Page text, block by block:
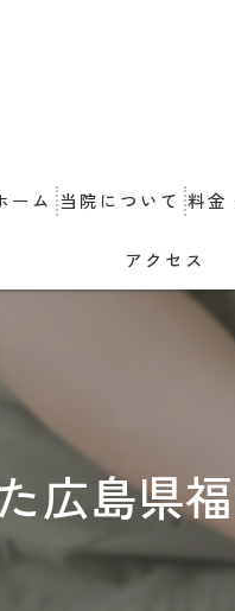
ーム 当院について 料金
アクセス
広島県